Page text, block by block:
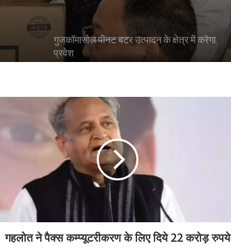
गुजकॉमासोल पीनट बटर उत्पादन के क्षेत्र में करेगा
प्रवेश
बिहार के मुख्यमंत्री ने की सहकारी बैंकिंग कार्यों की
समीक्षा
पीएम-किसान योजना के विस्तार का संघानी ने किया
स्वागत
निर्वाचित
गहलोत ने पैक्स कम्प्यूटरीकरण के लिए दिये 22 करोड़ रुपये